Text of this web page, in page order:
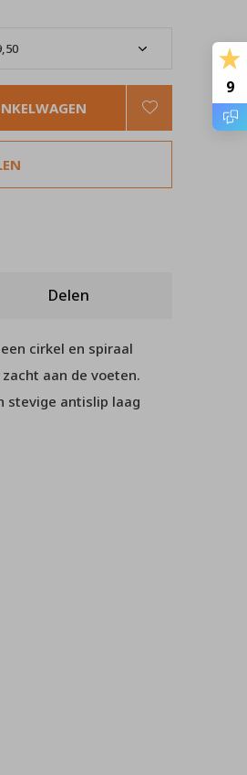
Delen
cirkel en spiraal
aan de voeten.
stevige antislip laag
9